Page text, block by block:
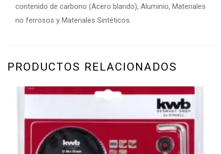
contenido de carbono (Acero blando), Aluminio, Materiales
no ferrosos y Materiales Sintéticos.
PRODUCTOS RELACIONADOS